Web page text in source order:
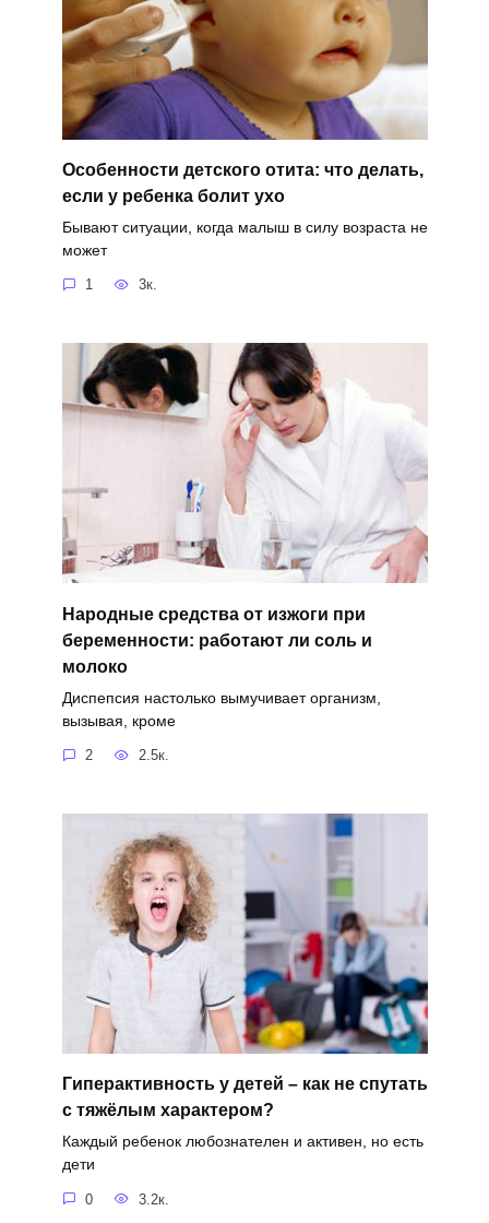
Особенности детского отита: что делать,
если у ребенка болит ухо
Бывают ситуации, когда малыш в силу возраста не
может
1 3к.
Народные средства от изжоги при
беременности: работают ли соль и
молоко
Диспепсия настолько вымучивает организм,
вызывая, кроме
2 2.5к.
Гиперактивность у детей – как не спутать
с тяжёлым характером?
Каждый ребенок любознателен и активен, но есть
дети
0 3.2к.